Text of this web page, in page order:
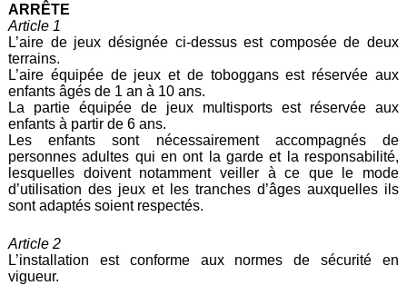
ARRÊTE
Article 1
L’aire de jeux désignée ci-dessus est composée de deux
terrains.
L’aire équipée de jeux et de toboggans est réservée aux
enfants âgés de 1 an à 10 ans.
La partie équipée de jeux multisports est réservée aux
enfants à partir de 6 ans.
Les enfants sont nécessairement accompagnés de
personnes adultes qui en ont la garde et la responsabilité,
lesquelles doivent notamment veiller à ce que le mode
d’utilisation des jeux et les tranches d’âges auxquelles ils
sont adaptés soient respectés.
Article 2
L’installation est conforme aux normes de sécurité en
vigueur.